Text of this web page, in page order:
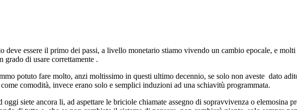
essere il primo dei passi, a livello monetario stiamo vivendo un cambio epocale, e
grado di usare correttamente .
potuto fare molto, anzi moltissimo in questi ultimo decennio, se solo non aveste dato
comodità, invece erano solo e semplici induzioni ad una schiavitù programmata.
siete ancora li, ad aspettare le briciole chiamate assegno di sopravvivenza o elemosina